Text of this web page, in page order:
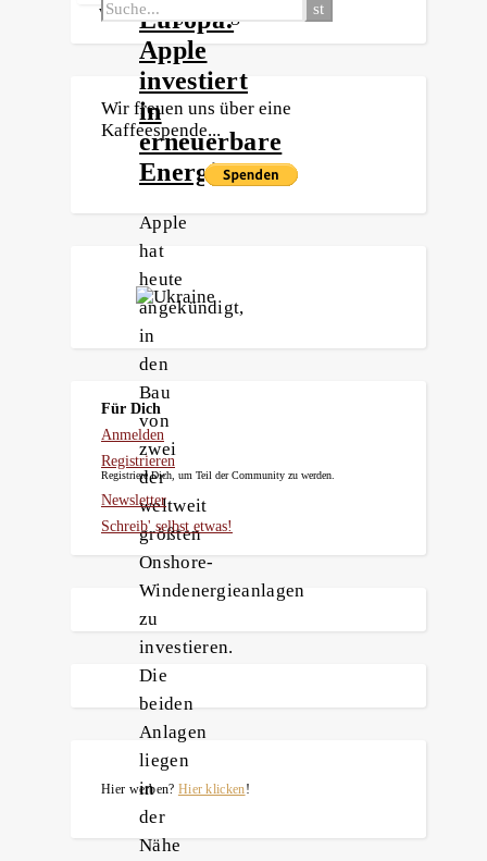
Europa:
Apple
investiert
in
erneuerbare
Energien
Apple
hat
heute
angekündigt,
in
den
Bau
von
zwei
der
weltweit
größten
Onshore-
Windenergieanlagen
zu
investieren.
Die
beiden
Anlagen
liegen
in
der
Nähe
Wir freuen uns über eine
Kaffeespende...
Für Dich
Anmelden
Registrieren
Registriere Dich, um Teil der Community zu werden.
Newsletter
Schreib' selbst etwas!
Hier werben? Hier klicken!